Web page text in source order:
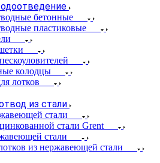
бетонные
пластиковые
колодцы
лотков
из стали
стали
стали Grent
стали
из нержавеющей стали